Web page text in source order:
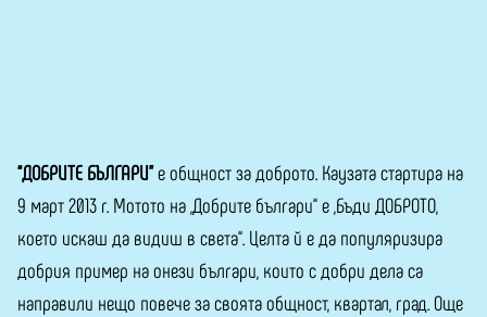
“ДОБРИТЕ БЪЛГАРИ”е общност за доброто. Каузата стартира на
9 март 2013 г. Мотото на „Добрите българи“ е „Бъди ДОБРОТО,
което искаш да видиш в света“. Целта й е да популяризира
добрия пример на онези българи, които с добри дела са
направили нещо повече за своята общност, квартал, град. Още